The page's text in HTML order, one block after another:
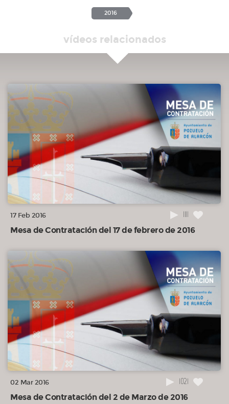
2016
vídeos relacionados
17 Feb 2016 1111
Mesa de Contratación del 17 de febrero de 2016
02 Mar 2016 1021
Mesa de Contratación del 2 de Marzo de 2016